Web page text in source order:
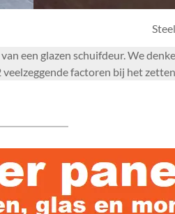
een glazen schuifdeur. We
factoren bij het